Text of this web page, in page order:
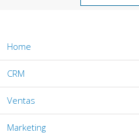
Home
CRM
Ventas
Marketing